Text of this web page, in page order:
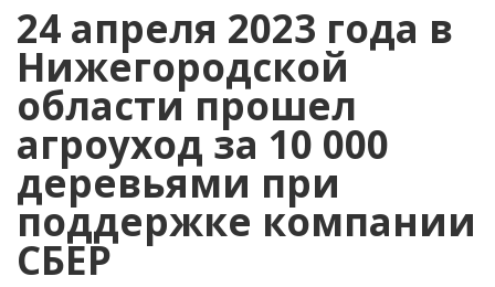
24 апреля 2023 года в
Нижегородской
области прошел
агроуход за 10 000
деревьями при
поддержке компании
СБЕР